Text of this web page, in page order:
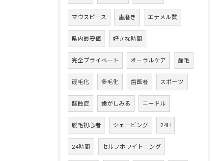
マウスピース 歯磨き エナメル質
県内最安値 好きな時間
完全プライベート オーラルケア 産毛
硬毛化 多毛化 歯医者 スポーツ
酸蝕症 歯がしみる ニードル
脱毛初心者 シェービング 24H
24時間 セルフホワイトニング